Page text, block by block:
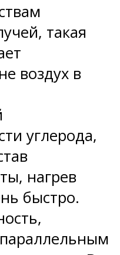
такая
воздух в
углерода,
нагрев
быстро.